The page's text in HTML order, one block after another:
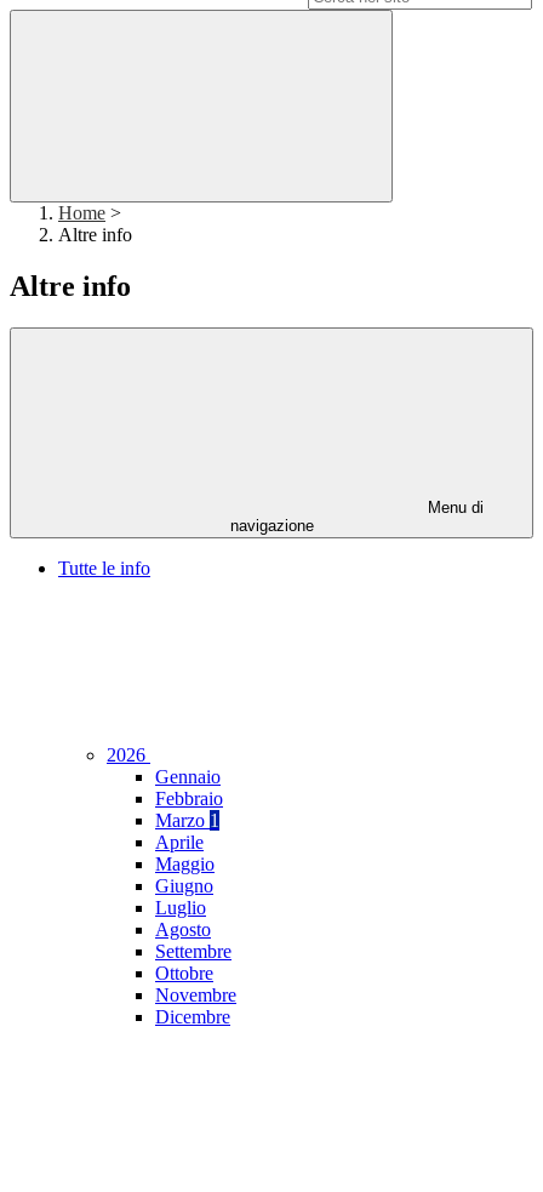
Home >
Altre info
Altre info
Menu di
navigazione
Tutte le info
2026
Gennaio
Febbraio
Marzo 1
Aprile
Maggio
Giugno
Luglio
Agosto
Settembre
Ottobre
Novembre
Dicembre